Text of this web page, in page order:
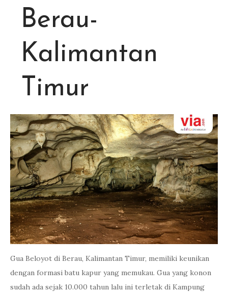
Berau-
Kalimantan
Timur
Gua Beloyot di Berau, Kalimantan Timur, memiliki keunikan
dengan formasi batu kapur yang memukau. Gua yang konon
sudah ada sejak 10.000 tahun lalu ini terletak di Kampung